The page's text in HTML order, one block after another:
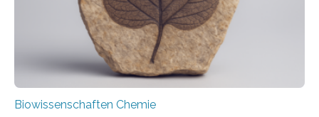
Studie wurde am 28. Oktober 2025 in der
Fachzeitschrift…
Biowissenschaften Chemie